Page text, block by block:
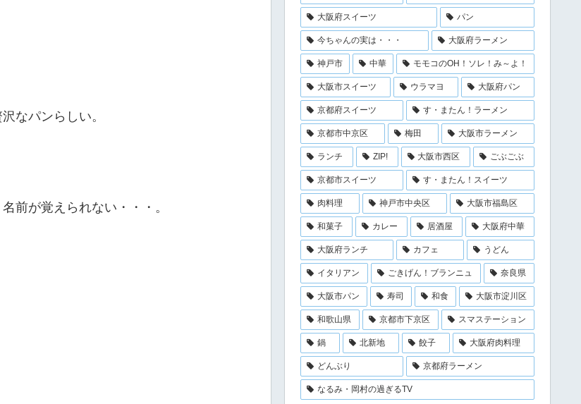
なパンらしい。
前が覚えられない・・・。
大阪府スイーツ パン
今ちゃんの実は・・・ 大阪府ラーメン
神戸市 中華 モモコのOH！ソレ！み～よ！
大阪市スイーツ ウラマヨ 大阪府パン
京都府スイーツ す・またん！ラーメン
京都市中京区 梅田 大阪市ラーメン
ランチ ZIP! 大阪市西区 ごぶごぶ
京都市スイーツ す・またん！スイーツ
肉料理 神戸市中央区 大阪市福島区
和菓子 カレー 居酒屋 大阪府中華
大阪府ランチ カフェ うどん
イタリアン ごきげん！ブランニュ 奈良県
大阪市パン 寿司 和食 大阪市淀川区
和歌山県 京都市下京区 スマステーション
鍋 北新地 餃子 大阪府肉料理
どんぶり 京都府ラーメン
なるみ・岡村の過ぎるTV